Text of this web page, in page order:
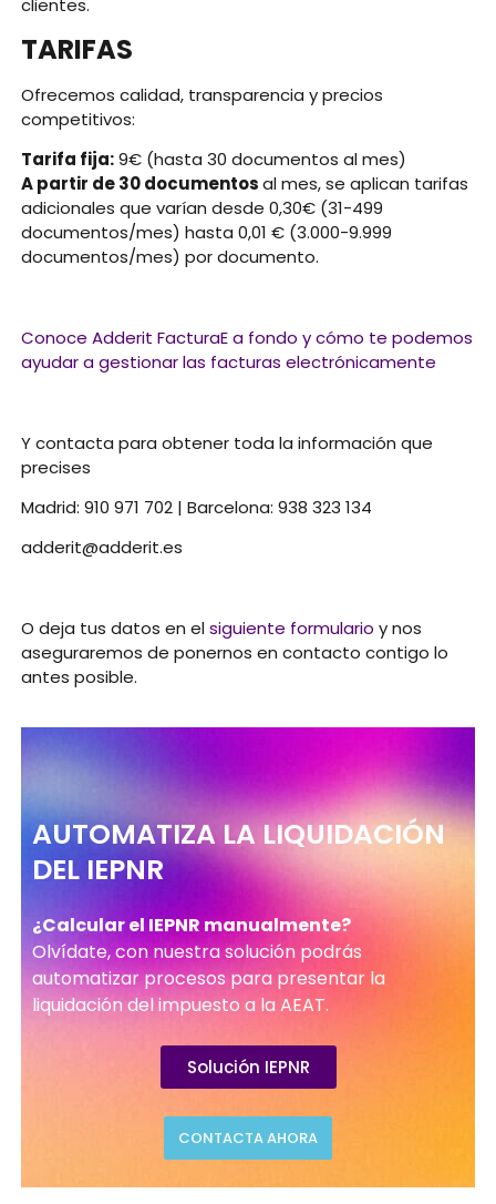
clientes.
TARIFAS
Ofrecemos calidad, transparencia y precios
competitivos:
Tarifa fija:9€ (hasta 30 documentos al mes)
A partir de 30 documentosal mes, se aplican tarifas
adicionales que varían desde 0,30€ (31-499
documentos/mes) hasta 0,01 € (3.000-9.999
documentos/mes) por documento.
Conoce Adderit FacturaE a fondo y cómo te podemos
ayudar a gestionar las facturas electrónicamente
Y contacta para obtener toda la información que
precises
Madrid: 910 971 702| Barcelona: 938 323 134
adderit@adderit.es
O deja tus datos en elsiguiente formulario y nos
aseguraremos de ponernos en contacto contigo lo
antes posible.
AUTOMATIZA LA LIQUIDACIÓN
DEL IEPNR
¿Calcular el IEPNR manualmente?
Olvídate, con nuestra solución podrás
automatizar procesos para presentar la
liquidación del impuesto a la AEAT.
Solución IEPNR
CONTACTA AHORA